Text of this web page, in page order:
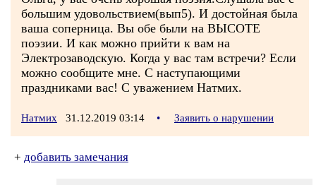
большим удовольствием(вып5). И достойная была
ваша соперница. Вы обе были на ВЫСОТЕ
поэзии. И как можно прийти к вам на
Электрозаводскую. Когда у вас там встречи? Если
можно сообщите мне. С наступающими
праздниками вас! С уважением Натмих.
Натмих 31.12.2019 03:14 • Заявить о нарушении
+ добавить замечания